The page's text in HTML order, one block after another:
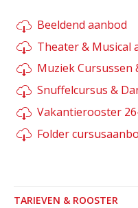
Beeldend aanbod
Theater & Musical
Muziek Cursussen
Snuffelcursus &
Vakantierooster
Folder
TARIEVEN & ROOSTER